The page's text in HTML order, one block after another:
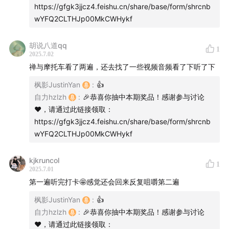
00:56:04大家对沉浸式创造的心情的感触
01:00:41没有不可能 vs 社会的毒打
01:06:28CapWords 的整体设计与架构演变
01:17:08 事后总结的必要性
01:22:17
CapWords 成为首个获得苹果设计大奖的中国
iOS 应用，得奖经历如何？
01:26:23 来到美国参加 WWDC，遇到最大的困难是什
么？
讲述 CapWords 故事
01:34:30CapWords 团队特别深厚的友谊
获是什么？
01:49:51
这么多年来一直不变地投入创造，到今天拿
https://gfgk3jjcz4.feishu.cn/share/base/form/shrcnb
wYFQ2CLTHJp00MkCWHykf
胡说八道qq
2025.7.02
1
禅与摩托车看了两遍，还去找了一些视频音频看了下听了下
枫影JustinYan : 👍
自力hzlzh
: 🎉恭喜你抽中本期奖品！感谢参与讨论
❤️，请通过此链接领取：
https://gfgk3jjcz4.feishu.cn/share/base/form/shrcnb
wYFQ2CLTHJp00MkCWHykf
kjkruncol
2025.7.01
1
第一遍听完打卡🤩感觉还会回来反复咀嚼第二遍
枫影JustinYan : 👍
自力hzlzh
: 🎉恭喜你抽中本期奖品！感谢参与讨论
❤️，请通过此链接领取：